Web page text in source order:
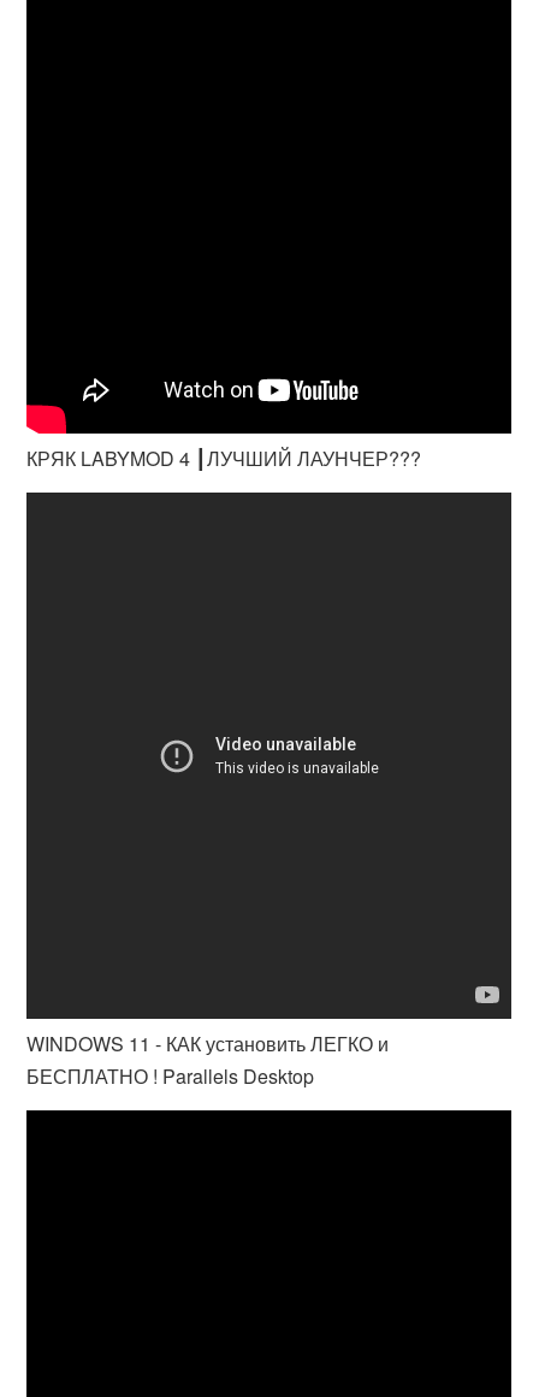
КРЯК LABYMOD 4 ┃ЛУЧШИЙ ЛАУНЧЕР???
WINDOWS 11 - КАК установить ЛЕГКО и
БЕСПЛАТНО ! Parallels Desktop